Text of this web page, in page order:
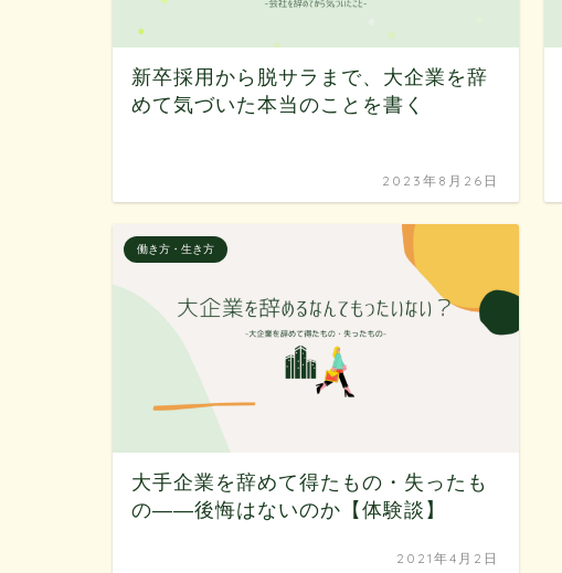
新卒採用から脱サラまで、大企業を辞
めて気づいた本当のことを書く
2023年8月26日
働き方・生き方
大手企業を辞めて得たもの・失ったも
の——後悔はないのか【体験談】
2021年4月2日